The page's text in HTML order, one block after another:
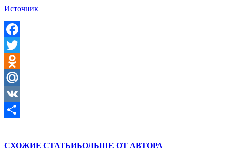
Источник
Facebook
Twitter
Odnoklassniki
Mail.Ru
VK
СХОЖИЕ СТАТЬИБОЛЬШЕ ОТ АВТОРА